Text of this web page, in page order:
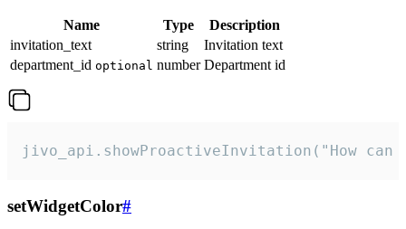
Name Type
Description
invitation_text
string
Invitation text
department_id optional number Department id
jivo_api.showProactiveInvitation("How
setWidgetColor#